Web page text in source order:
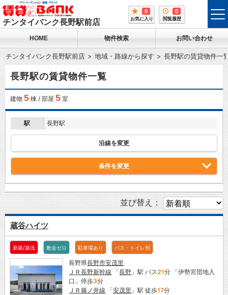
チンタイバンク長野駅前店
0
お気に入り
0
閲覧履歴
HOME 物件検索 お問い合わせ
チンタイバンク長野駅前店 地域・路線から探す 長野駅の賃貸物件一
長野駅の賃貸物件一覧
建物 5棟 / 部屋 5室
駅 長野駅
沿線を変更
条件を変更
並び替え：
蔵谷ハイツ
新築/築浅 敷金ゼロ 駐車場あり バス・トイレ別
長野県長野市安茂里
ＪＲ長野新幹線 「長野 」駅 バス21分 「伊勢宮団地入
口」停歩3分
ＪＲ篠ノ井線 「安茂里 」駅 徒歩17分